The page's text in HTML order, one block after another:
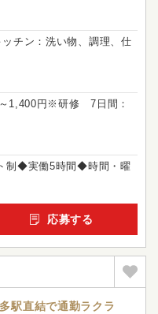
チン：洗い物、調理、仕
1,400円※研修 7日間：
制◆実働5時間◆時間・曜
応募する
駅直結で通勤ラクラ